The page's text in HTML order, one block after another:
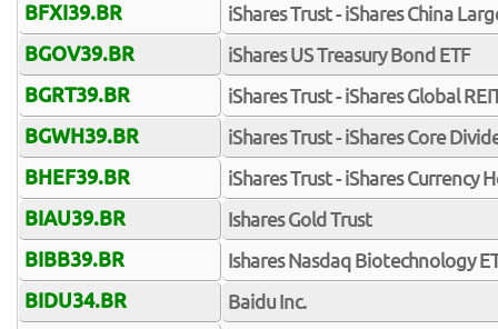
BFXI39.BR
iShares Trust - iShares China
BGOV39.BR
iShares US Treasury Bond ETF
BGRT39.BR
iShares Trust - iShares Global
BGWH39.BR
iShares Trust - iShares Core
BHEF39.BR
iShares Trust - iShares Currency
BIAU39.BR
Ishares Gold Trust
BIBB39.BR
Ishares Nasdaq Biotechnology
BIDU34.BR
Baidu Inc.